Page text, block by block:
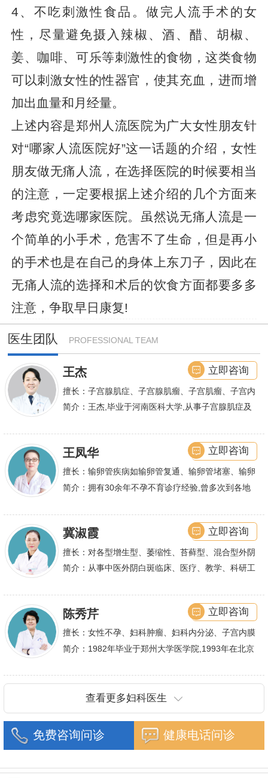
4、不吃刺激性食品。做完人流手术的女
性，尽量避免摄入辣椒、酒、醋、胡椒、
姜、咖啡、可乐等刺激性的食物，这类食物
可以刺激女性的性器官，使其充血，进而增
加出血量和月经量。
上述内容是郑州人流医院为广大女性朋友针
对“哪家人流医院好”这一话题的介绍，女性
朋友做无痛人流，在选择医院的时候要相当
的注意，一定要根据上述介绍的几个方面来
考虑究竟选哪家医院。虽然说无痛人流是一
个简单的小手术，危害不了生命，但是再小
的手术也是在自己的身体上东刀子，因此在
无痛人流的选择和术后的饮食方面都要多多
注意，争取早日康复!
医生团队 PROFESSIONAL TEAM
王杰
擅长：子宫腺肌症、子宫腺肌瘤、子宫肌瘤、子宫内
膜异位症等,长年致力于妇科微创手术及显微妇科手
卵管堵塞、输卵管复通、输卵管粘连等女性输卵管性
不孕及子宫性不孕、多囊卵巢等都有丰富诊疗经验
简介：王杰,毕业于河南医科大学,从事子宫腺肌症及
立即咨询
王凤华
擅长：输卵管疾病如输卵管复通、输卵管堵塞、输卵
管积水、输卵管粘连；盆腔粘连、宫腔粘连、多囊卵
简介：拥有30余年不孕不育诊疗经验,曾多次到各地
立即咨询
冀淑霞
擅长：对各型增生型、萎缩性、苔藓型、混合型外阴
白斑的诊治
简介：从事中医外阴白斑临床、医疗、教学、科研工
立即咨询
陈秀芹
擅长：女性不孕、妇科肿瘤、妇科内分泌、子宫内膜
异位症、多囊卵巢等疾病的诊治,宫腹腔镜手术,盆底
简介：1982年毕业于郑州大学医学院,1993年在北京
立即咨询
查看更多妇科医生
免费咨询问诊 健康电话问诊